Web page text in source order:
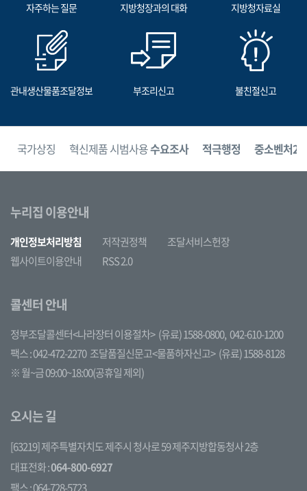
자주하는 질문 지방청장과의 대화 지방청자료실
관내생산물품조달정보 부조리신고 불친절신고
국가상징 혁신제품 시범사용수요조사 적극행정 중소벤처24
누리집 이용안내
개인정보처리방침 저작권정책
조달서비스헌장
웹사이트이용안내
RSS 2.0
콜센터 안내
정부조달콜센터<나라장터 이용절차> (유료) 1588-0800, 042-610-1200
팩스 : 042-472-2270 조달품질신문고<물품하자신고> (유료) 1588-8128
※ 월~금 09:00~18:00(공휴일 제외)
오시는 길
[63219] 제주특별자치도 제주시 청사로 59 제주지방합동청사 2층
대표전화 :064-800-6927
팩스 : 064-728-5723